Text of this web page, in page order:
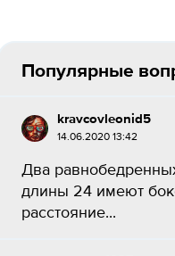
Популярные
kravcovleonid5
14.06.2020 13:42
Два
длины 24 имеют
расстояние...